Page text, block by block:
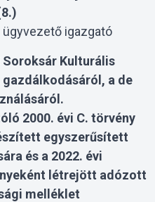
igazgató
Soroksár Kulturális
a de
2000. évi C. törvény
egyszerűsített
és a 2022. évi
létrejött adózott
melléklet